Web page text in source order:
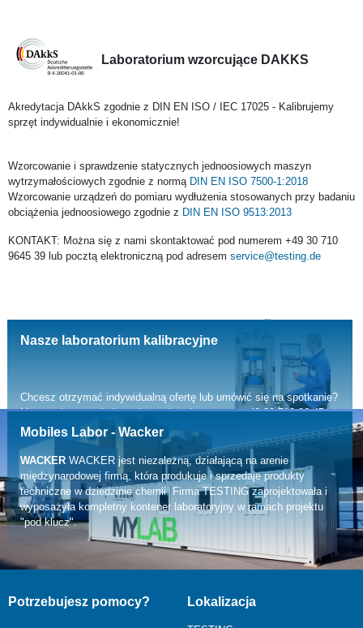
Laboratorium wzorcujące DAKKS
Akredytacja DAkkS zgodnie z DIN EN ISO / IEC 17025 - Kalibrujemy
sprzęt indywidualnie i ekonomicznie!
Wzorcowanie i sprawdzenie statycznych jednoosiowych maszyn
wytrzymałościowych zgodnie z normą DIN EN ISO 7500-1:2018
Wzorcowanie urządzeń do pomiaru wydłużenia stosowanych przy badaniu
obciążenia jednoosiowego zgodnie z DIN EN ISO 9513:2013
KONTAKT: Można się z nami skontaktować pod numerem +49 30 710
9645 39 lub pocztą elektroniczną pod adresem service@testing.de
Nasze laboratorium kalibracyjne
Chcesz otrzymać indywidualną ofertę lub umówić się na spotkanie?
Można się z nami skontaktować pod numerem +49 30 710 96 45 -
39 lub pocztą elektroniczną pod adresem service@testing.de.
weiterlesen
Mobiles Labor - Wacker
WACKERWACKER jest niezależną, działającą na arenie
międzynarodowej firmą, która produkuje i sprzedaje produkty
techniczne w dziedzinie chemii. Firma TESTING zaprojektowała i
wyposażyła kompletny kontener laboratoryjny w ramach projektu
"pod klucz".
Potrzebujesz pomocy? Lokalizacja